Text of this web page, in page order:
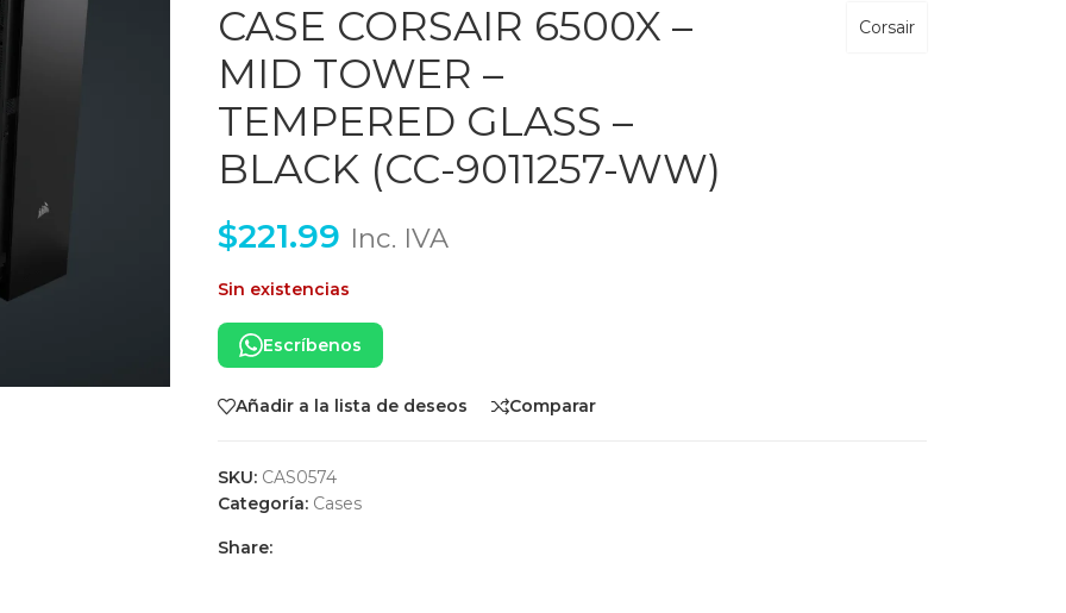
CASE CORSAIR 6500X –
MID TOWER –
TEMPERED GLASS –
BLACK (CC-9011257-WW)
Corsair
$221.99 Inc. IVA
Sin existencias
Escríbenos
Añadir a la lista de deseos Comparar
SKU: CAS0574
Categoría: Cases
Share: